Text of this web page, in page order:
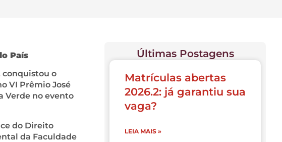
País
conquistou o
VI Prêmio José
Verde no evento
do Direito
da Faculdade
Últimas Postagens
Matrículas abertas
2026.2: já garantiu sua
vaga?
LEIA MAIS »